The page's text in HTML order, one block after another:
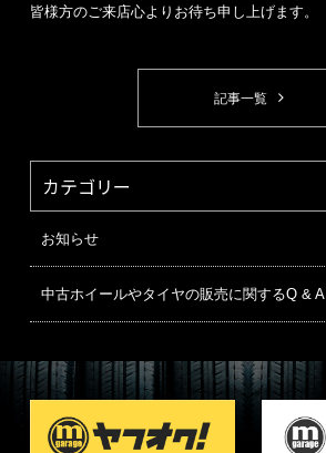
皆様方のご来店心よりお待ち申し上げます。
記事一覧
カテゴリー
お知らせ
中古ホイールやタイヤの販売に関するQ & A